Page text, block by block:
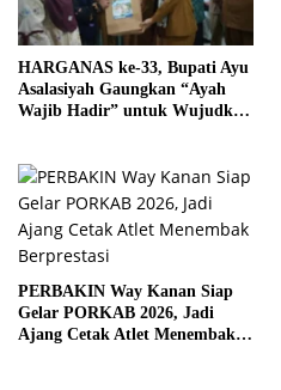
HARGANAS ke-33, Bupati Ayu
Asalasiyah Gaungkan “Ayah
Wajib Hadir” untuk Wujudkan
PERBAKIN Way Kanan Siap
Gelar PORKAB 2026, Jadi
Ajang Cetak Atlet Menembak